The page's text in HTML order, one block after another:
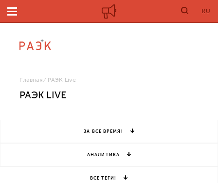
RU
Главная РАЭК Live
РАЭК LIVE
ЗА ВСЕ ВРЕМЯ!
АНАЛИТИКА
ВСЕ ТЕГИ!